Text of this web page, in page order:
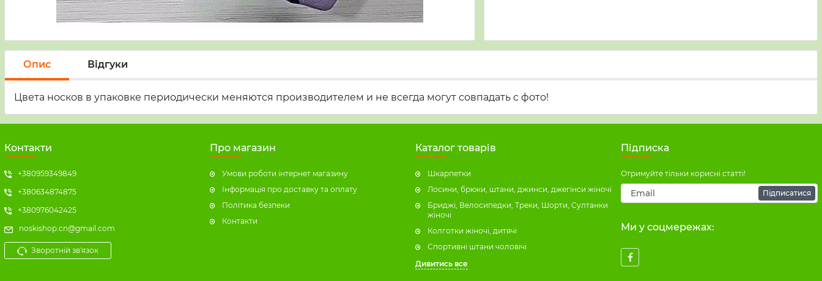
Опис Відгуки
Цвета носков в упаковке периодически меняются производителем и не всегда могут совпадать с фото!
Контакти
+380959349849
+380634874875
+380976042425
noskishop.cn@gmail.com
Зворотній зв'язок
Про магазин
Умови роботи інтернет магазину
Інформація про доставку та оплату
Політика безпеки
Контакти
Каталог товарів
Шкарпетки
Лосини, брюки, штани, джинси, джегінси жіночі
Бриджі, Велосипедки, Треки, Шорти, Султанки
жіночі
Колготки жіночі, дитячі
Спортивні штани чоловічі
Дивитись все
Підписка
Отримуйте тільки корисні статті!
Підписатися
Ми у соцмережах: